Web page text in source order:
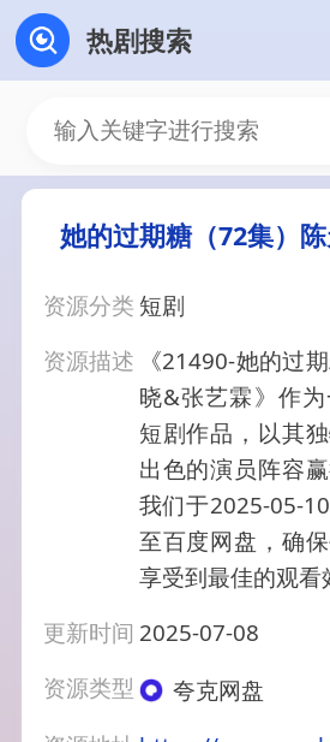
热剧搜索
她的过期糖（72集）
资源分类 短剧
资源描述
《21490-她的过
晓&张艺霖》作
短剧作品，以其
出色的演员阵容赢
我们于2025-05-
至百度网盘，确
享受到最佳的观看
更新时间 2025-07-08
资源类型
夸克网盘